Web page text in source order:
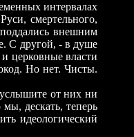
интервалах
смертельного,
внешним
С другой, - в душе
церковные власти
Но нет. Чисты.
от них ни
дескать, теперь
идеологический